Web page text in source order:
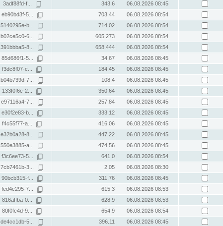
3adf88fd-f... 343.6
06.08.2026 08:45
eb90bd3f-5... 703.44
06.08.2026 08:54
5140295e-b... 714.02
06.08.2026 08:54
b02ce5c0-6... 605.273
06.08.2026 08:54
391bbba5-8... 658.444
06.08.2026 08:54
85d686f1-5... 34.67
06.08.2026 08:45
f3dc8f07-c... 184.45
06.08.2026 08:45
b04b739d-7... 108.4
06.08.2026 08:45
133f0f6c-2... 350.64
06.08.2026 08:45
e97116a4-7... 257.84
06.08.2026 08:45
e30f2e83-b... 333.12
06.08.2026 08:45
f4c55f77-a... 416.06
06.08.2026 08:45
e32b0a28-8... 447.22
06.08.2026 08:45
550e3885-a... 474.56
06.08.2026 08:45
f3c6ee73-5... 641.0
06.08.2026 08:54
7cb7461b-3... 2.05
06.08.2026 08:30
90bcb315-f... 311.76
06.08.2026 08:45
fed4c295-7... 615.3
06.08.2026 08:53
816affba-0... 628.9
06.08.2026 08:53
80f0fc4d-9... 654.9
06.08.2026 08:54
de4cc1db-5... 396.11 06.08.2026 08:45